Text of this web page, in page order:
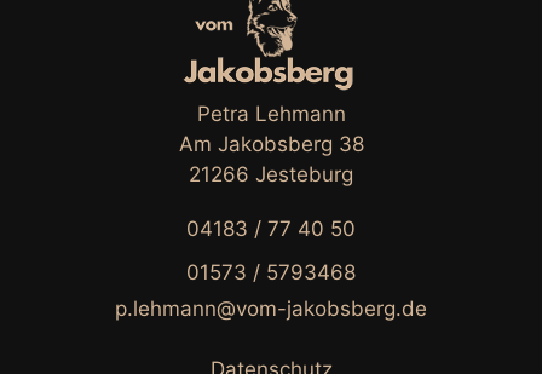
Petra Lehmann
Am Jakobsberg 38
21266 Jesteburg
04183 / 77 40 50
01573 / 5793468
p.lehmann@vom-jakobsberg.de
Datenschutz